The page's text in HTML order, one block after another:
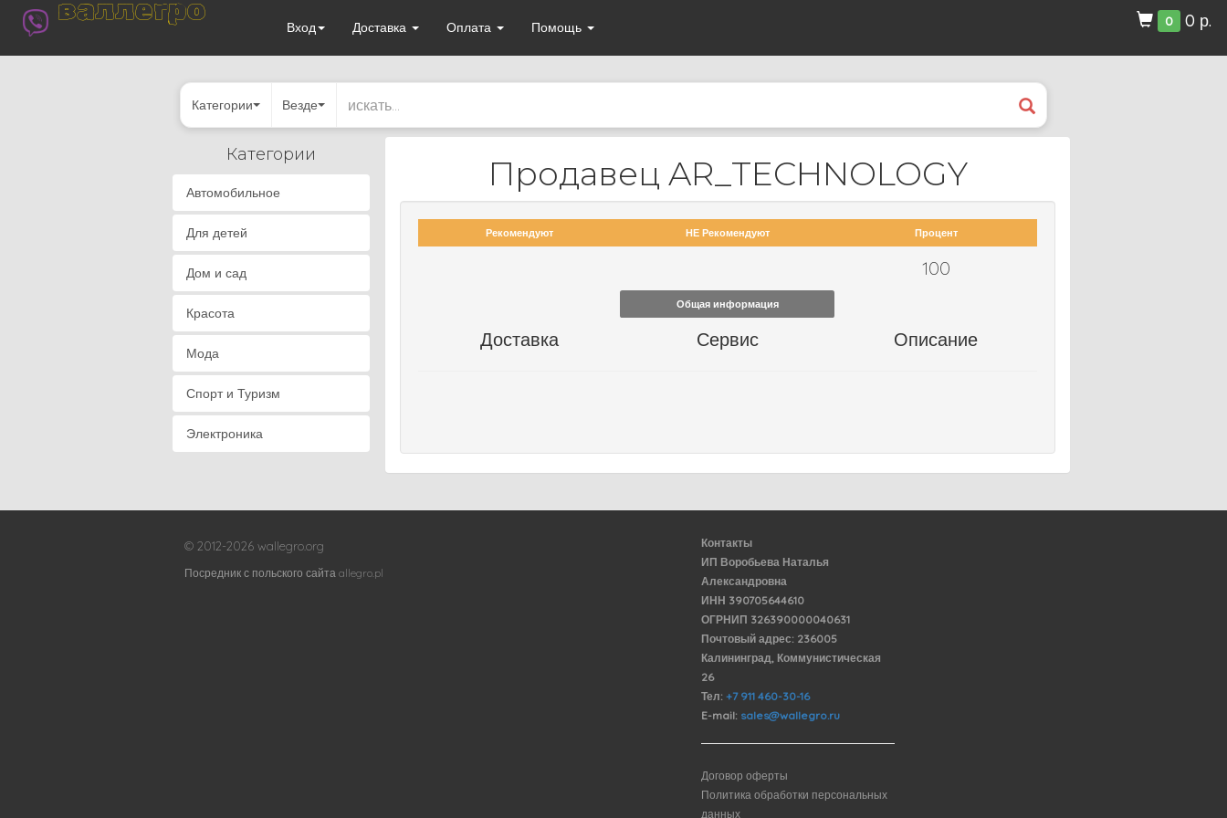
валлегро
Вход Доставка Оплата Помощь 0 0 р.
Категории Везде
Категории
Автомобильное
Для детей
Дом и сад
Красота
Мода
Спорт и Туризм
Электроника
Продавец AR_TECHNOLOGY
Рекомендуют НЕ Рекомендуют Процент
100
Общая информация
Доставка Сервис Описание
© 2012-2026 wallegro.org
Посредник с польского сайта allegro.pl
Контакты
ИП Воробьева Наталья
Александровна
ИНН 390705644610
ОГРНИП 326390000040631
Почтовый адрес: 236005
Калининград, Коммунистическая
26
Тел: +7 911 460-30-16
E-mail: sales@wallegro.ru
Договор оферты
Политика обработки персональных
данных